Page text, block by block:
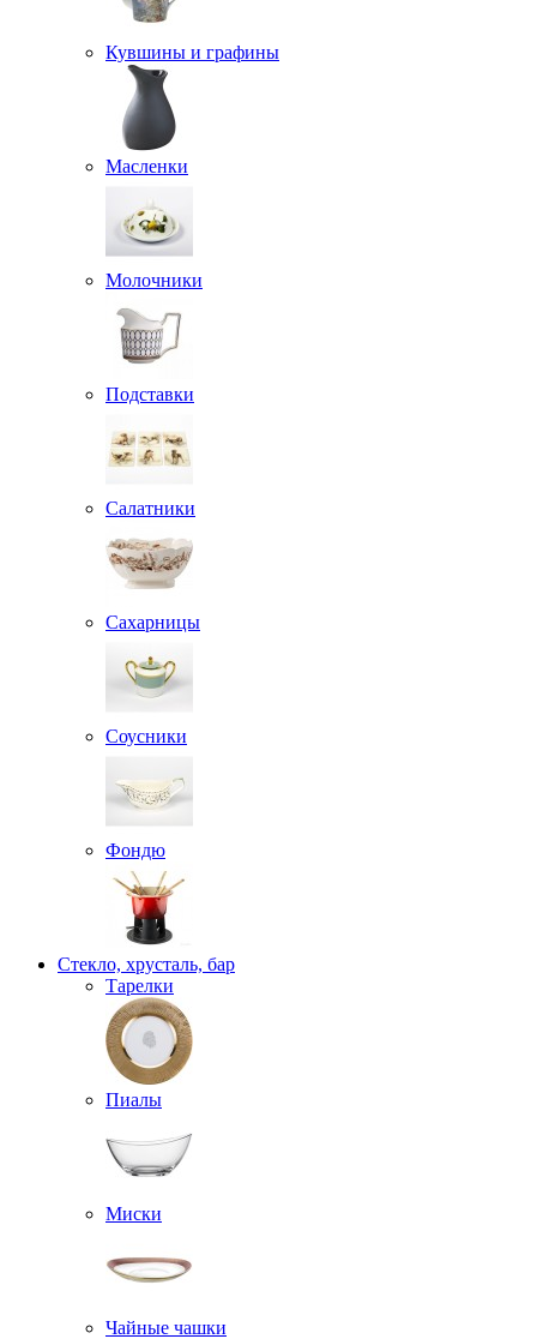
Кувшины и графины
Масленки
Молочники
Подставки
Салатники
Сахарницы
Соусники
Фондю
Стекло, хрусталь, бар
Тарелки
Пиалы
Миски
Чайные чашки